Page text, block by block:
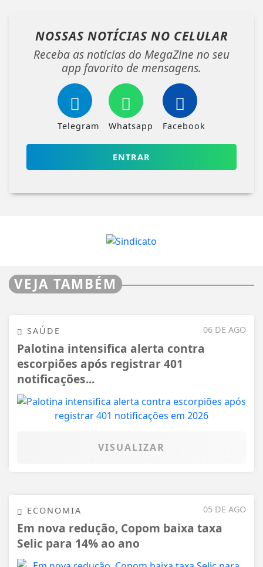
NOSSAS NOTÍCIAS NO CELULAR
Receba as notícias do MegaZine no seu
app favorito de mensagens.
Telegram Whatsapp Facebook
ENTRAR
VEJA TAMBÉM
06 DE AGO
SAÚDE
Palotina intensifica alerta contra
escorpiões após registrar 401
notificações...
VISUALIZAR
05 DE AGO
ECONOMIA
Em nova redução, Copom baixa taxa
Selic para 14% ao ano